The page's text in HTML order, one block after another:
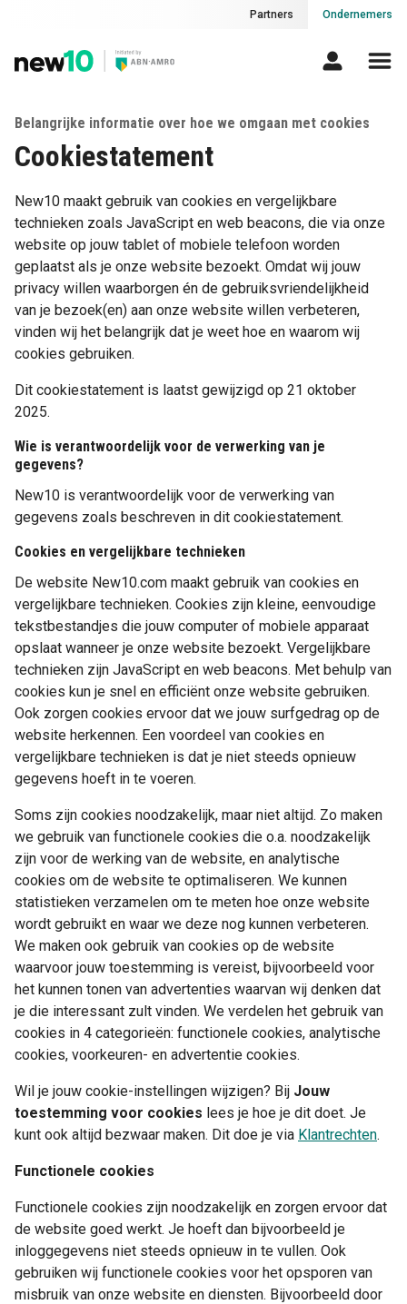
Partners Ondernemers
Belangrijke informatie over hoe we omgaan met cookies
Cookiestatement
New10 maakt gebruik van cookies en vergelijkbare
technieken zoals JavaScript en web beacons, die via onze
website op jouw tablet of mobiele telefoon worden
geplaatst als je onze website bezoekt. Omdat wij jouw
privacy willen waarborgen én de gebruiksvriendelijkheid
van je bezoek(en) aan onze website willen verbeteren,
vinden wij het belangrijk dat je weet hoe en waarom wij
cookies gebruiken.
Dit cookiestatement is laatst gewijzigd op 21 oktober
2025.
Wie is verantwoordelijk voor de verwerking van je
gegevens?
New10 is verantwoordelijk voor de verwerking van
gegevens zoals beschreven in dit cookiestatement.
Cookies en vergelijkbare technieken
De website New10.com maakt gebruik van cookies en
vergelijkbare technieken. Cookies zijn kleine, eenvoudige
tekstbestandjes die jouw computer of mobiele apparaat
opslaat wanneer je onze website bezoekt. Vergelijkbare
technieken zijn JavaScript en web beacons. Met behulp van
cookies kun je snel en efficiënt onze website gebruiken.
Ook zorgen cookies ervoor dat we jouw surfgedrag op de
website herkennen. Een voordeel van cookies en
vergelijkbare technieken is dat je niet steeds opnieuw
gegevens hoeft in te voeren.
Soms zijn cookies noodzakelijk, maar niet altijd. Zo maken
we gebruik van functionele cookies die o.a. noodzakelijk
zijn voor de werking van de website, en analytische
cookies om de website te optimaliseren. We kunnen
statistieken verzamelen om te meten hoe onze website
wordt gebruikt en waar we deze nog kunnen verbeteren.
We maken ook gebruik van cookies op de website
waarvoor jouw toestemming is vereist, bijvoorbeeld voor
het kunnen tonen van advertenties waarvan wij denken dat
je die interessant zult vinden. We verdelen het gebruik van
cookies in 4 categorieën: functionele cookies, analytische
cookies, voorkeuren- en advertentie cookies.
Wil je jouw cookie-instellingen wijzigen? Bij Jouw
toestemming voor cookies lees je hoe je dit doet. Je
kunt ook altijd bezwaar maken. Dit doe je via Klantrechten.
Functionele cookies
Functionele cookies zijn noodzakelijk en zorgen ervoor dat
de website goed werkt. Je hoeft dan bijvoorbeeld je
inloggegevens niet steeds opnieuw in te vullen. Ook
gebruiken wij functionele cookies voor het opsporen van
misbruik van onze website en diensten. Bijvoorbeeld door